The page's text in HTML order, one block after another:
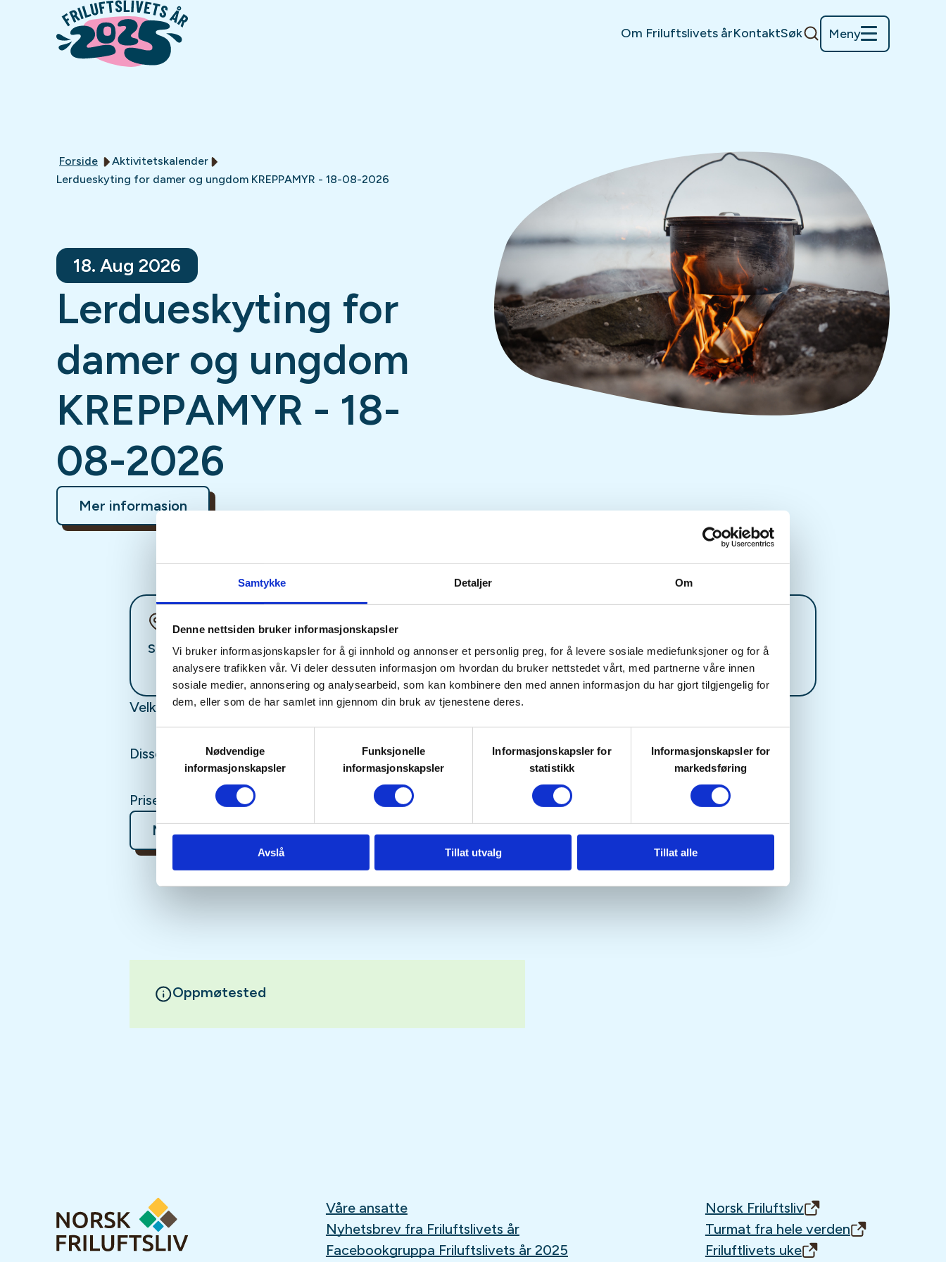
Samtykke Detaljer Om
Denne nettsiden bruker informasjonskapsler
Vi bruker informasjonskapsler for å gi innhold og annonser et personlig preg, for å levere sosiale mediefunksjoner og for å
analysere trafikken vår. Vi deler dessuten informasjon om hvordan du bruker nettstedet vårt, med partnerne våre innen
sosiale medier, annonsering og analysearbeid, som kan kombinere den med annen informasjon du har gjort tilgjengelig for
dem, eller som de har samlet inn gjennom din bruk av tjenestene deres.
Nødvendige
informasjonskapsler
Funksjonelle
informasjonskapsler
Informasjonskapsler for
statistikk
Informasjonskapsler for
markedsføring
Avslå Tillat utvalg Tillat alle
Om Friluftslivets årKontaktSøk Meny
Forside
Aktivitetskalender
Lerdueskyting for damer og ungdom KREPPAMYR - 18-08-2026
18. Aug 2026
Lerdueskyting for
damer og ungdom
KREPPAMYR - 18-
08-2026
Mer informasjon
Sted
Skien
Tid
18. Aug 2026
Kl. 18.00 - 20.00
Grenland JFF cilie74@outlook.com
Velkommen til lerdueskyting på Kreppamyr.
Disse treningene er forbehold damer og ungdom.
Priser og mer infomasjon finner på hjemmesiden vår
Mer informasjon
Oppmøtested
Våre ansatte
Nyhetsbrev fra Friluftslivets år
Facebookgruppa Friluftslivets år 2025
Norsk Friluftsliv
Turmat fra hele verden
Friluftlivets uke